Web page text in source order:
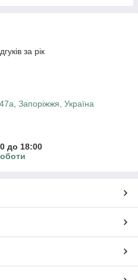
за рік
Запоріжжя, Україна
до 18:00